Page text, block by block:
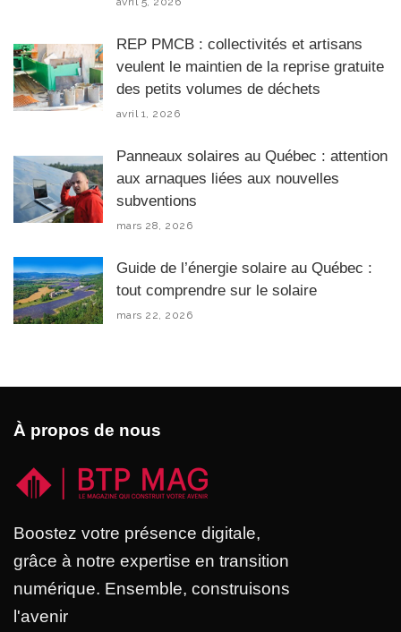
REP PMCB : collectivités et artisans
veulent le maintien de la reprise gratuite
des petits volumes de déchets
avril 1, 2026
Panneaux solaires au Québec : attention
aux arnaques liées aux nouvelles
subventions
mars 28, 2026
Guide de l’énergie solaire au Québec :
tout comprendre sur le solaire
mars 22, 2026
À propos de nous
Boostez votre présence digitale,
grâce à notre expertise en transition
numérique. Ensemble, construisons
l'avenir